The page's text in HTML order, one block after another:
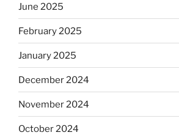
June 2025
February 2025
January 2025
December 2024
November 2024
October 2024